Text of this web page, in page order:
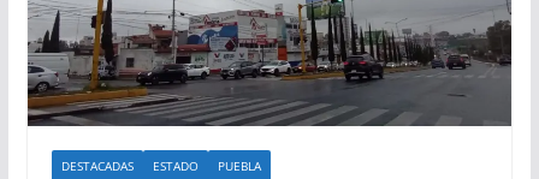
DESTACADAS ESTADO PUEBLA